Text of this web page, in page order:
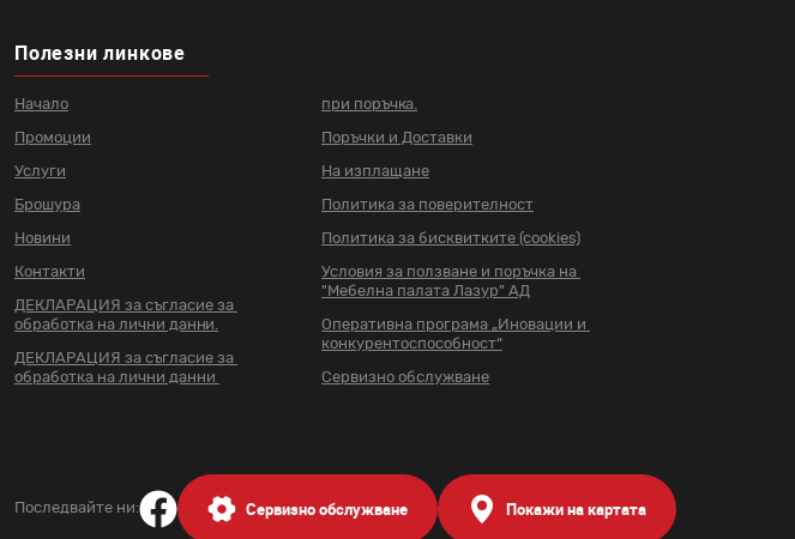
Полезни линкове
Начало
Промоции
Услуги
Брошура
Новини
Контакти
ДЕКЛАРАЦИЯ за съгласие за
обработка на лични данни.
ДЕКЛАРАЦИЯ за съгласие за
обработка на лични данни
при поръчка.
Поръчки и Доставки
На изплащане
Политика за поверителност
Политика за бисквитките (cookies)
Условия за ползване и поръчка на
"Мебелна палата Лазур" АД
Оперативна програма „Иновации и
конкурентоспособност“
Сервизно обслужване
Последвайте ни: Сервизно обслужване Покажи на картата